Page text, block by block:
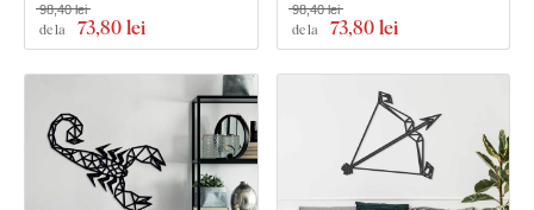
de la 73,80 lei
98,40 lei
de la 73,80 lei
98,40 lei